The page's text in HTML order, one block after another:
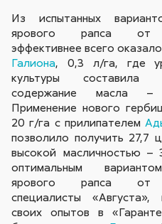
Из испытанных
ярового рапса от
эффективнее всего
Галиона, 0,3 л/га, где
культуры
содержание масла
Применение нового
20 г/га с прилипателем
позволило получить 27,7
высокой масличностью
оптимальным
ярового рапса от
специалисты
своих опытов в